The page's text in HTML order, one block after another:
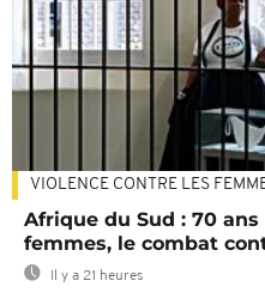
VIOLENCE CONTRE LES
Afrique du Sud : 70
femmes, le combat
Il y a 21 heures